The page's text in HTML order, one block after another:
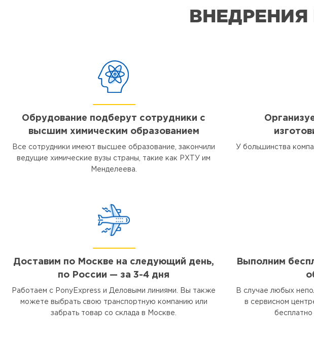
Обрудование подберут сотрудники с
высшим химическим образованием
Все сотрудники имеют высшее образование, закончили
ведущие химические вузы страны, такие как РХТУ им
Менделеева.
У большинства
Доставим по Москве на следующий день,
по России — за 3-4 дня
Работаем с PonyExpress и Деловыми линиями. Вы также
можете выбрать свою транспортную компанию или
забрать товар со склада в Москве.
Выполним
В случае любых
в сервисном
бесплатно